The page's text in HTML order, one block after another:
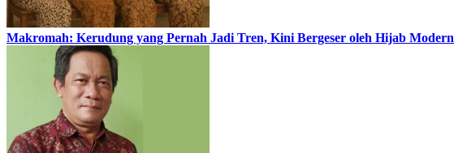
Makromah: Kerudung yang Pernah Jadi Tren, Kini Bergeser oleh Hijab Modern